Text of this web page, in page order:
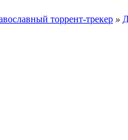
торрент-трекер »